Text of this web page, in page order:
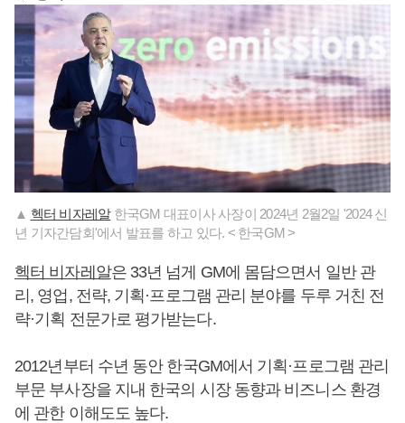
▲ 헥터 비자레알한국GM 대표이사 사장이 2024년 2월2일 '2024 신
년 기자간담회'에서 발표를 하고 있다. < 한국GM >
헥터 비자레알은 33년 넘게 GM에 몸담으면서 일반 관
리, 영업, 전략, 기획·프로그램 관리 분야를 두루 거친 전
략·기획 전문가로 평가받는다.
2012년부터 수년 동안 한국GM에서 기획·프로그램 관리
부문 부사장을 지내 한국의 시장 동향과 비즈니스 환경
에 관한 이해도도 높다.